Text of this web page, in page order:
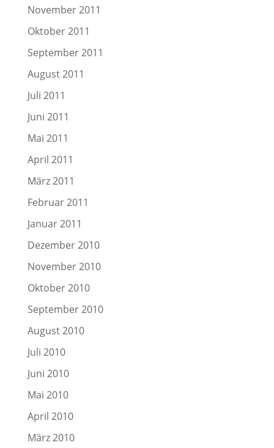
November 2011
Oktober 2011
September 2011
August 2011
Juli 2011
Juni 2011
Mai 2011
April 2011
März 2011
Februar 2011
Januar 2011
Dezember 2010
November 2010
Oktober 2010
September 2010
August 2010
Juli 2010
Juni 2010
Mai 2010
April 2010
März 2010